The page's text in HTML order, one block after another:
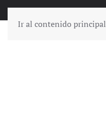
Ir al contenido principal